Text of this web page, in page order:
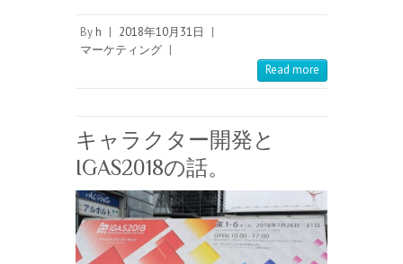
By h | 2018年10月31日
|
マーケティング |
Read more
キャラクター開発と
IGAS2018の話。